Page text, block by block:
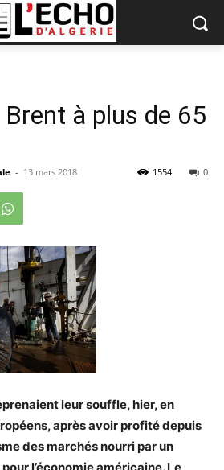
à plus de 65
- 13 mars 2018 0
1554
leur souffle, hier, en
après avoir profité depuis
des marchés nourri par un
l’économie américaine. Le